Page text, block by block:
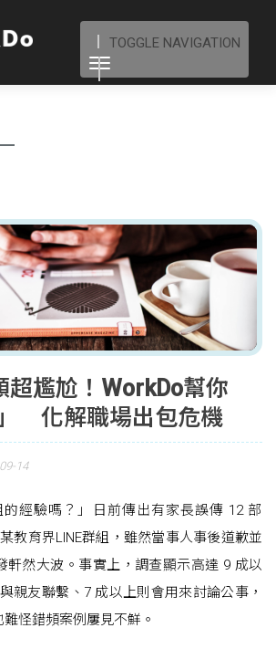
TOGGLE NAVIGATION
超尷尬！WorkDo幫你
」 化解職場出包危機
14
的經驗嗎？」日前傳出有家長誤傳 12 部
某教育界LINE群組，雖然當事人事後道歉並
軒然大波。事實上，調查顯示高達 9 成以
親友聯繫、7 成以上則會用來討論公事，
怪錯頻案例屢見不鮮。